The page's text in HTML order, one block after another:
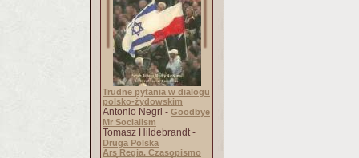
Trudne pytania w dialogu
polsko-żydowskim
Antonio Negri - Goodbye
Mr Socialism
Tomasz Hildebrandt -
Druga Polska
Ars Regia. Czasopismo